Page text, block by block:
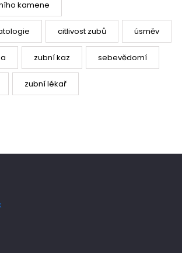
kamene
citlivost zubů úsměv
zubní kaz sebevědomí
zubní lékař